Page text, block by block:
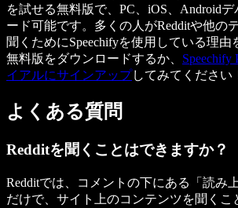
を試せる無料版で、PC、iOS、Android
ード可能です。多くの人がRedditや他の
聞くためにSpeechifyを使用している理
無料版をダウンロードするか、 Speechify
イアルにサインアップしてみてください
よくある質問
Redditを聞くことはできますか？
Redditでは、コメントの下にある「読み
だけで、サイト上のコンテンツを聞くこ